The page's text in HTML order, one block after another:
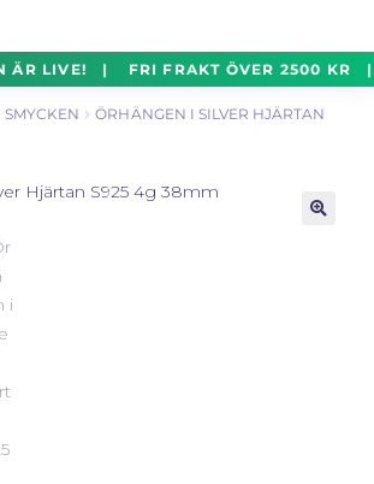
| FRI FRAKT ÖVER
– Till Pantbanken
SMYCKEN
ÖRHÄNGEN I SILVER HJÄRTAN